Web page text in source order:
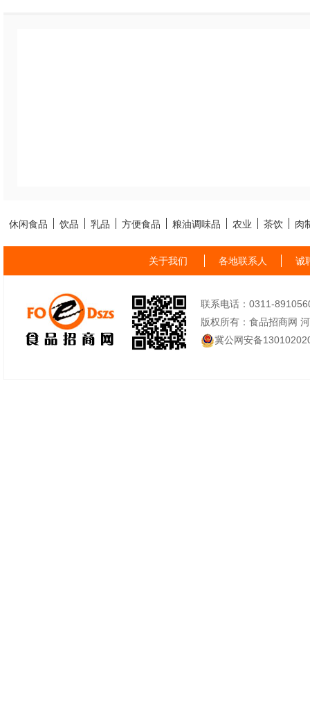
休闲食品 饮品 乳品 方便食品 粮油调味品 农业 茶饮 肉
关于我们 各地联系人 诚
联系电话：0311-
版权所有：食品招商网
冀公网安备